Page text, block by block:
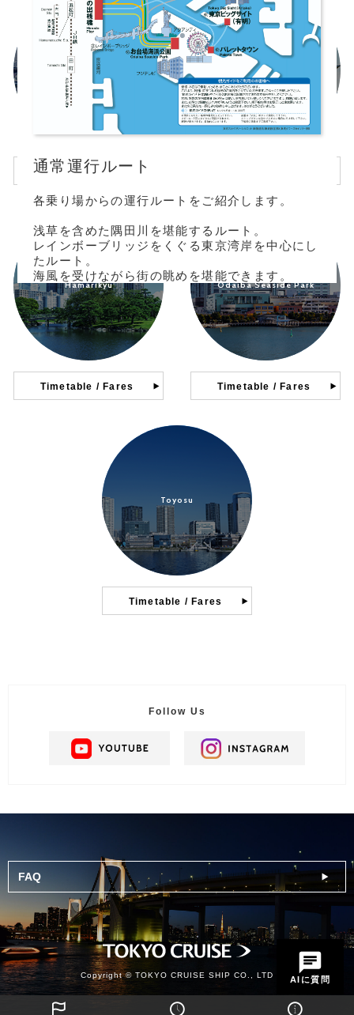
通常運行ルート
各乗り場からの運行ルートをご紹介します。
浅草を含めた隅田川を堪能するルート。
レインボーブリッジをくぐる東京湾岸を中心にし
たルート。
海風を受けながら街の眺めを堪能できます。
Hinode Pier
Timetable / Fares
Asakusa
Hamarikyu
Timetable / Fares
Odaiba Seaside Park
Timetable / Fares
Toyosu
Timetable / Fares
Follow Us
FAQ
Copyright © TOKYO CRUISE SHIP CO., LTD AIに質問